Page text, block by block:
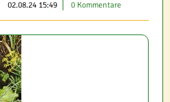
02.08.24 15:49 0 Kommentare